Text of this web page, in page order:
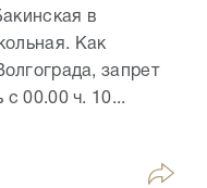
в
Как
запрет
с 00.00 ч. 10...